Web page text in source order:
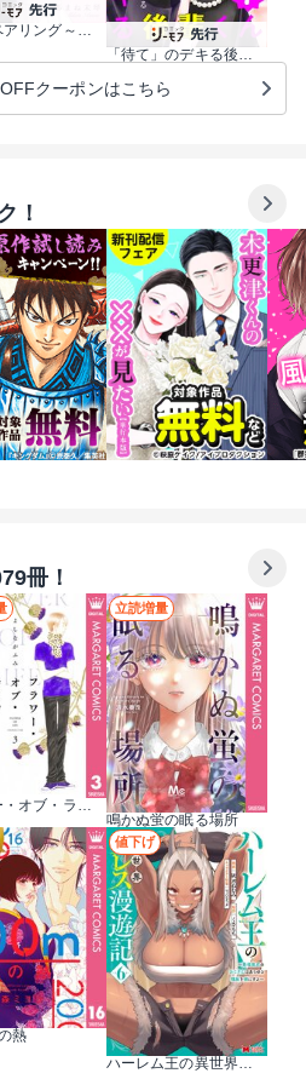
クーポンはこちら
！
冊！
フラワー・オブ・ライフ
立読増量
鳴かぬ蛍の眠る場所
熱
値下げ
ハーレム王の異世界プレス漫遊記 ～最強無双のおじさんはあらゆる種族を嫁にする～（コミック）